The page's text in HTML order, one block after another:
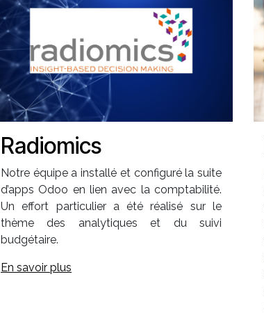
Radiomics
Notre équipe a installé et configuré la suite
d’apps Odoo en lien avec la comptabilité.
Un effort particulier a été réalisé sur le
thème des analytiques et du suivi
budgétaire.
En savoir plus